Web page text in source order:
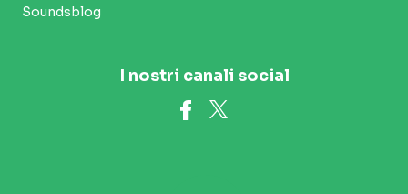
Soundsblog
I nostri canali social